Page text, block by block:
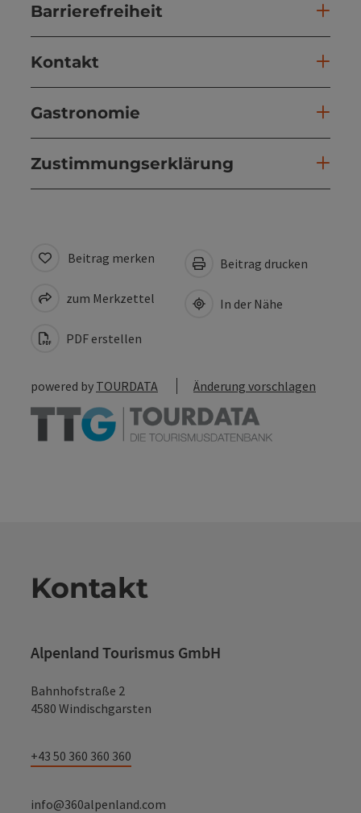
Barrierefreiheit
Kontakt
Gastronomie
Zustimmungserklärung
Beitrag merken
zum Merkzettel
PDF erstellen
Beitrag drucken
In der Nähe
powered by TOURDATA Änderung vorschlagen
Kontakt
Alpenland Tourismus GmbH
Bahnhofstraße 2
4580 Windischgarsten
+43 50 360 360 360
info@360alpenland.com